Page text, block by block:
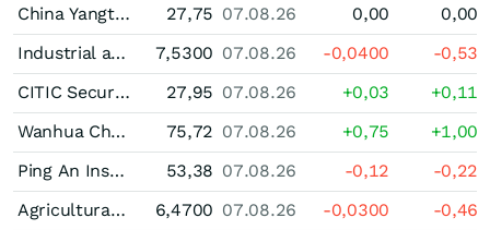
China Yangtze Power (A)
27,75 07.08.26 0,00
0,00
Industrial and Commercial Bank of China (A)
7,5300 07.08.26 -0,0400
-0,53
CITIC Securities (A)
27,95 07.08.26 +0,03
+0,11
Wanhua Chemical Group (A)
75,72 07.08.26 +0,75
+1,00
Ping An Insurance (Group) Company of China Registered (A)
53,38 07.08.26 -0,12
-0,22
Agricultural Bank of China Shs(A)
6,4700 07.08.26 -0,0300
-0,46